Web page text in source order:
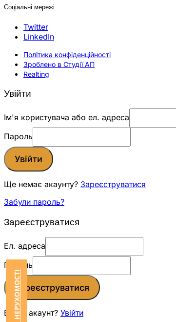
Соціальні мережі
Twitter
LinkedIn
Політика конфіденційності
Зроблено в Студії АП
Realting
Увійти
Ім'я користувача або ел. адреса
Пароль
Увійти
Ще немає акаунту? Зареєструватися
Забули пароль?
Зареєструватися
Ел. адреса
Пароль
Зареєструватися
Вже є акаунт? Увійти